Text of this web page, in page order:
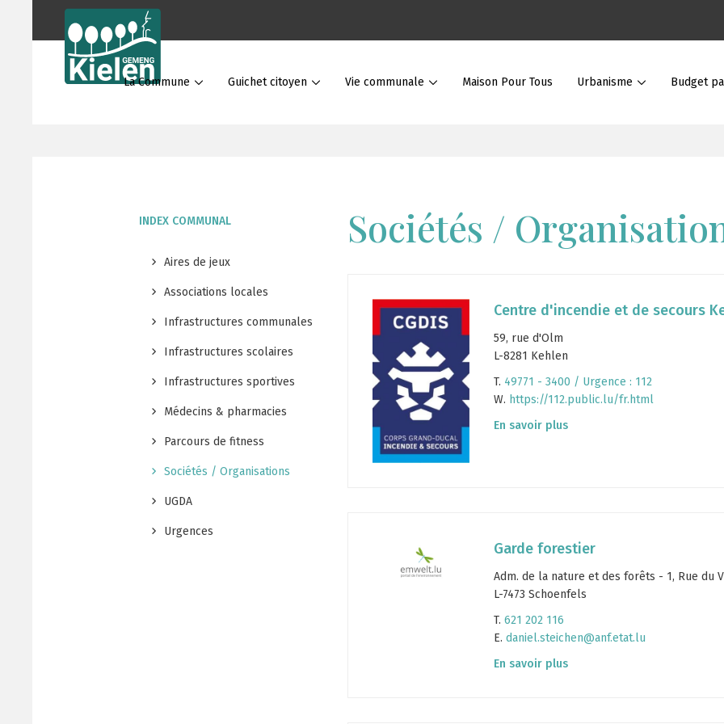
La Commune Guichet citoyen Vie communale Maison Pour Tous Urbanisme Budget
INDEX COMMUNAL
Aires de jeux
Associations locales
Infrastructures communales
Infrastructures scolaires
Infrastructures sportives
Médecins & pharmacies
Parcours de fitness
Sociétés / Organisations
UGDA
Urgences
Sociétés /
Centre d'incendie et de secours
59, rue d'Olm
L-8281 Kehlen
T. 49771 - 3400 / Urgence : 112
W. https://112.public.lu/fr.html
En savoir plus
Garde forestier
Adm. de la nature et des forêts - 1, Rue du
L-7473 Schoenfels
T. 621 202 116
E. daniel.steichen@anf.etat.lu
En savoir plus